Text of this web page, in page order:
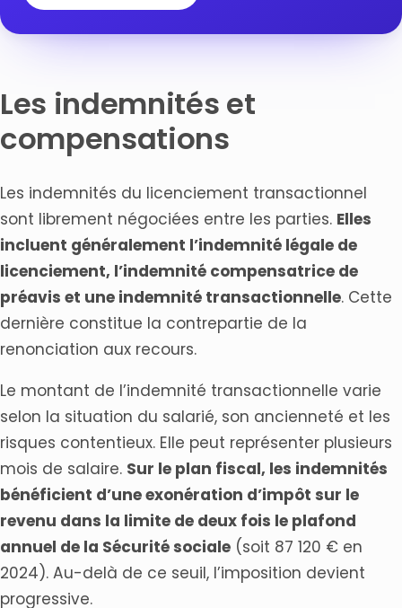
Les indemnités et
compensations
Les indemnités du licenciement transactionnel
sont librement négociées entre les parties. Elles
incluent généralement l’indemnité légale de
licenciement, l’indemnité compensatrice de
préavis et une indemnité transactionnelle. Cette
dernière constitue la contrepartie de la
renonciation aux recours.
Le montant de l’indemnité transactionnelle varie
selon la situation du salarié, son ancienneté et les
risques contentieux. Elle peut représenter plusieurs
mois de salaire. Sur le plan fiscal, les indemnités
bénéficient d’une exonération d’impôt sur le
revenu dans la limite de deux fois le plafond
annuel de la Sécurité sociale (soit 87 120 € en
2024). Au-delà de ce seuil, l’imposition devient
progressive.